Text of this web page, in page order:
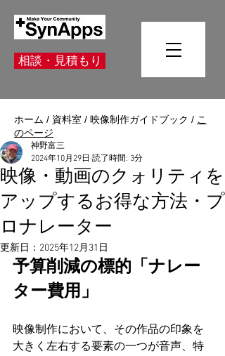
相談・見積もり
ホーム / 資料室 / 映像制作ガイドブック / こ
のページ
映像・動画のクォリティを
アップするお得な方法・プ
ロナレーター
神野富三
2024年10月29日 読了時間: 3分
更新日： 2025年12月31日
予算削減の標的「ナレー
ター費用」
映像制作において、その作品の印象を
大きく左右する要素の一つが音声、特